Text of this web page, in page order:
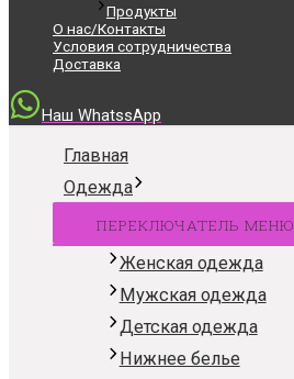
Продукты
О нас/Контакты
Условия сотрудничества
Доставка
Наш WhatssApp
Главная
Одежда
ПЕРЕКЛЮЧАТЕЛЬ МЕНЮ
Женская одежда
Мужская одежда
Детская одежда
Нижнее белье